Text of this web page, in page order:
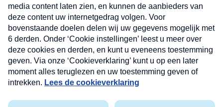
Contact
Algemene voorwaarden
Nieuwsbrief
Neem hier een gratis abonnement op onze
nieuwsbrief. Elke vrijdag- en dinsdagochtend in uw